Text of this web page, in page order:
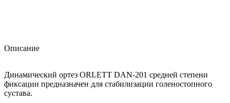
Описание
Динамический ортез ORLETT DAN-201 средней степени
фиксации предназначен для стабилизации голеностопного
сустава.